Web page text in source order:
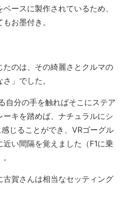
ースに製作されているため、
お墨付き。
のは、その綺麗さとクルマの
」でした。
自分の手を触ればそこにステア
ーキを踏めば、ナチュラルにシ
じることができ、VRゴーグル
い間隔を覚えました（F1に乗
古賀さんは相当なセッティング